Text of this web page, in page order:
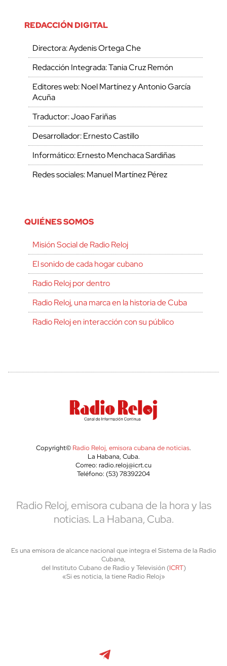
REDACCIÓN DIGITAL
Directora: Aydenis Ortega Che
Redacción Integrada: Tania Cruz Remón
Editores web: Noel Martínez y Antonio García
Acuña
Traductor: Joao Fariñas
Desarrollador: Ernesto Castillo
Informático: Ernesto Menchaca Sardiñas
Redes sociales: Manuel Martínez Pérez
QUIÉNES SOMOS
Misión Social de Radio Reloj
El sonido de cada hogar cubano
Radio Reloj por dentro
Radio Reloj, una marca en la historia de Cuba
Radio Reloj en interacción con su público
Copyright© Radio Reloj, emisora cubana de noticias.
La Habana, Cuba.
Correo: radio.reloj@icrt.cu
Teléfono: (53) 78392204
Radio Reloj, emisora cubana de la hora y las
noticias. La Habana, Cuba.
Es una emisora de alcance nacional que integra el Sistema de la Radio
Cubana,
del Instituto Cubano de Radio y Televisión (ICRT)
«Si es noticia, la tiene Radio Reloj»